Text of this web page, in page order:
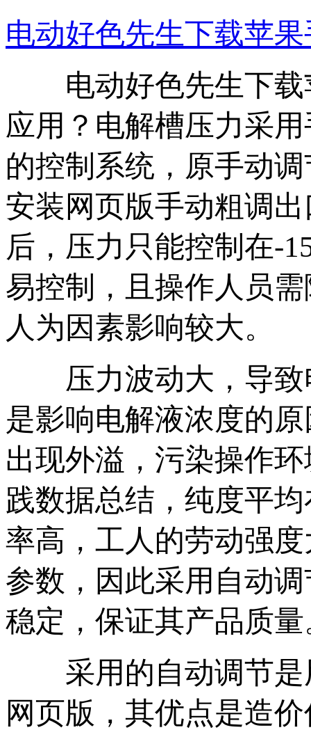
电动好色先生下载苹
电动好色先生下载
应用？电解槽压
的控制系统，原手动
安装网页版手动粗调出
后，压力只能控制
易控制，且操作人员
人为因素影响较大。
压力波动大，导致电
是影响电解液浓度的原因
出现外溢，污染操作环
践数据总结，纯度平
率高，工人的劳动强
参数，因此采用自动
稳定，保证其产品质量
采用的自动调节是
网页版，其优点是造价低